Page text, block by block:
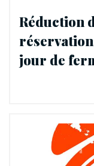
Réduction
jour de